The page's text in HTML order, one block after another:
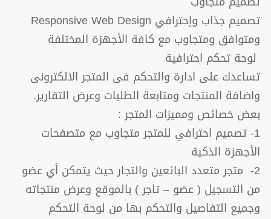
تصميم جذاب وإحترافي Responsive Web Design
ومتوافق ومتجاوب مع كافة الأجهزة المختلفة
لوحة تحكم احترافية
تساعدك على ادارة والتحكم فى المتجر الالكترونى
واضافة المنتجات ومتابعة الطلبات وعرض التقارير.
بعض خصائص ومميزات المتجر :
1- تصميم احترافي للمتجر متجاوب مع متصفحات
الأجهزة الذكية
2- متجر متعدد البائعين والتجار حيث يتمكن أي عضو
من التسجيل ( عضو – تاجر ) بالموقع وعرض منتجاته
وجميع التفاصيل والتحكم بها من لوحة التحكم